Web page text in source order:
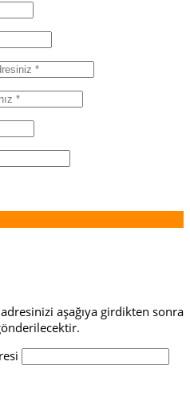
adresinizi aşağıya girdikten sonra